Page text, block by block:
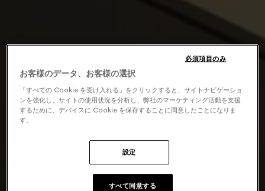
お客様のデータ、お客様の選択
「すべての Cookie を受け入れる」をクリックすると、サイトナビゲーショ
ンを強化し、サイトの使用状況を分析し、弊社のマーケティング活動を支援
するために、デバイスに Cookie を保存することに同意したことになりま
す。
設定
必須項目のみ
すべて同意する